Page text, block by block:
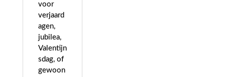
voor
verjaard
agen,
jubilea,
Valentijn
sdag, of
gewoon